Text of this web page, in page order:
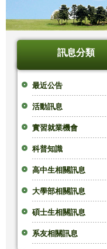
訊息分類
最近公告
活動訊息
實習就業機會
科普知識
高中生相關訊息
大學部相關訊息
碩士生相關訊息
系友相關訊息